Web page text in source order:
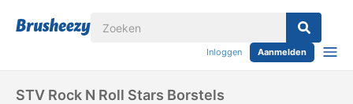
Inloggen Aanmelden
STV Rock N Roll Stars Borstels